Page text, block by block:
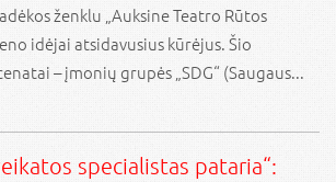
ženklu „Auksine Teatro Rūtos
idėjai atsidavusius kūrėjus. Šio
– įmonių grupės „SDG“ (Saugaus...
specialistas pataria“: